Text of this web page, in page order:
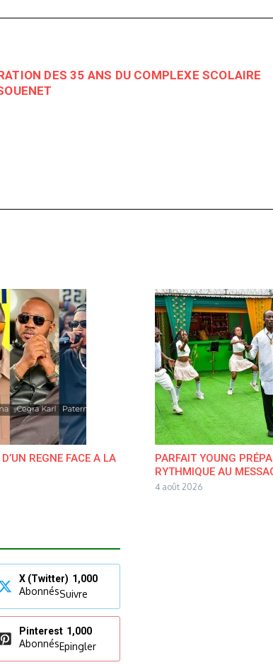
DES 35 ANS DU COMPLEXE SCOLAIRE
REGNE FACE A LA
PARFAIT YOUNG
RYTHMIQUE AU
4 août 2026
X (Twitter) 1,000
AbonnésSuivre
Pinterest 1,000
AbonnésEpingler